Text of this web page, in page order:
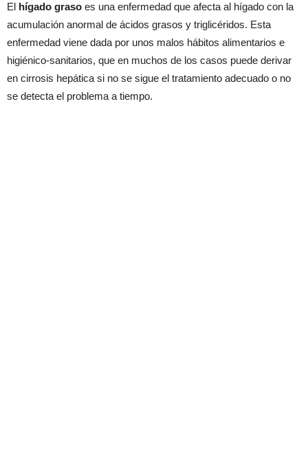
El hígado graso es una enfermedad que afecta al hígado con la
acumulación anormal de ácidos grasos y triglicéridos. Esta
enfermedad viene dada por unos malos hábitos alimentarios e
higiénico-sanitarios, que en muchos de los casos puede derivar
en cirrosis hepática si no se sigue el tratamiento adecuado o no
se detecta el problema a tiempo.